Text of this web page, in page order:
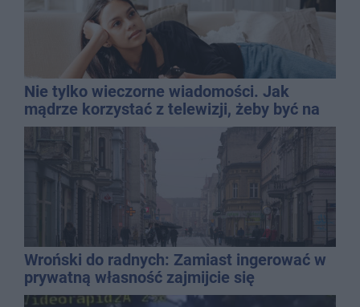
Nie tylko wieczorne wiadomości. Jak
mądrze korzystać z telewizji, żeby być na
bieżąco, ale nie żyć w informacyjnym
chaosie?
Wroński do radnych: Zamiast ingerować w
prywatną własność zajmijcie się
gospodarką